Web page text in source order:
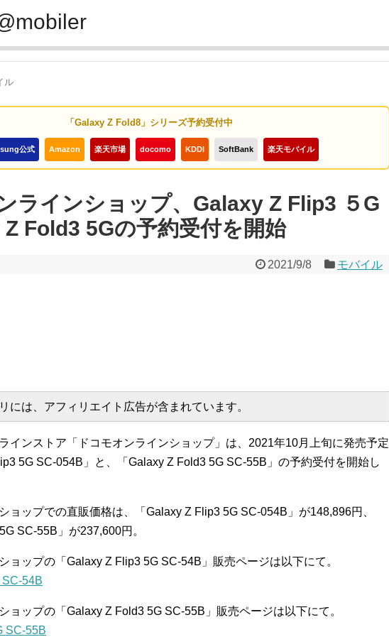
ル
「Galaxy Z Fold8」シリーズ予約受付中
公式 Amazon 楽天市場 docomo KDDI SoftBank 楽天モバイル
ラインショップ、Galaxy Z Flip3 ５G
Fold3 5Gの予約受付を開始
2021/9/8 モバイル
は、アフィリエイト広告が含まれています。
インストア「ドコモオンラインショップ」は、2021年10月上旬に発売予定
5G SC-054B」と、「Galaxy Z Fold3 5G SC-55B」の予約受付を開始し
ョップでの直販価格は、「Galaxy Z Flip3 5G SC-054B」が148,896円、
SC-55B」が237,600円。
ョップの「Galaxy Z Flip3 5G SC-54B」販売ページは以下にて。
54B
ョップの「Galaxy Z Fold3 5G SC-55B」販売ページは以下にて。
SC-55B